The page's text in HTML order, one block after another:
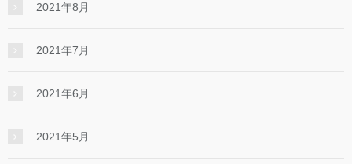
2021年8月
2021年7月
2021年6月
2021年5月